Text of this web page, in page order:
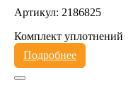
Артикул: 2186825
Комплект уплотнений
Подробнее